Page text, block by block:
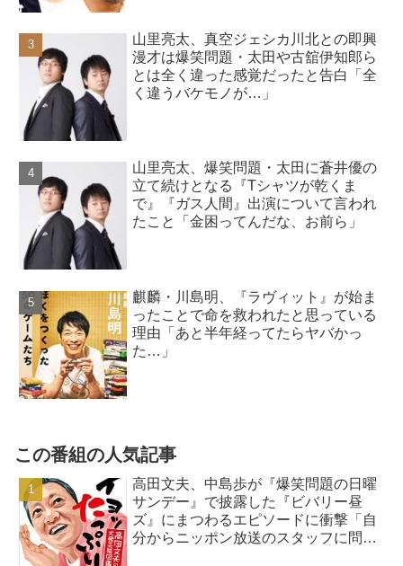
山里亮太、真空ジェシカ川北との即興
漫才は爆笑問題・太田や古舘伊知郎ら
とは全く違った感覚だったと告白「全
く違うバケモノが…」
山里亮太、爆笑問題・太田に蒼井優の
立て続けとなる『Tシャツが乾くま
で』『ガス人間』出演について言われ
たこと「金困ってんだな、お前ら」
麒麟・川島明、『ラヴィット』が始ま
ったことで命を救われたと思っている
理由「あと半年経ってたらヤバかっ
た…」
この番組の人気記事
高田文夫、中島歩が『爆笑問題の日曜
サンデー』で披露した『ビバリー昼
ズ』にまつわるエピソードに衝撃「自
分からニッポン放送のスタッフに問い